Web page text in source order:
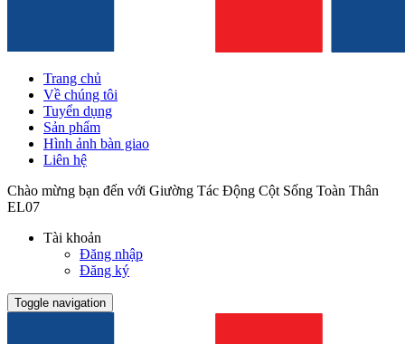
Trang chủ
Về chúng tôi
Tuyển dụng
Sản phẩm
Hình ảnh bàn giao
Liên hệ
Chào mừng bạn đến với Giường Tác Động Cột Sống Toàn Thân
EL07
Tài khoản
Đăng nhập
Đăng ký
Toggle navigation